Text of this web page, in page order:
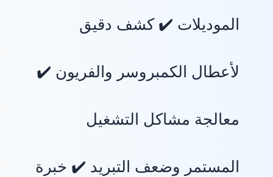
الموديلات ✔️ كشف دقيق
لأعطال الكمبروسر والفريون ✔️
معالجة مشاكل التشغيل
المستمر وضعف التبريد ✔️ خبرة